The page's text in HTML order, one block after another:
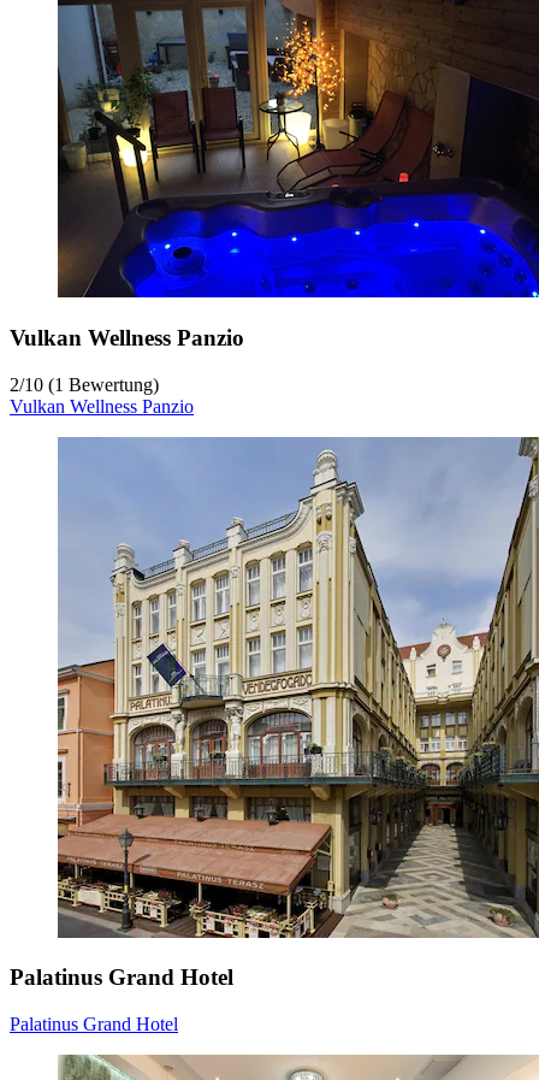
Vulkan Wellness Panzio
2/10 (1 Bewertung)
Vulkan Wellness Panzio
Palatinus Grand Hotel
Palatinus Grand Hotel